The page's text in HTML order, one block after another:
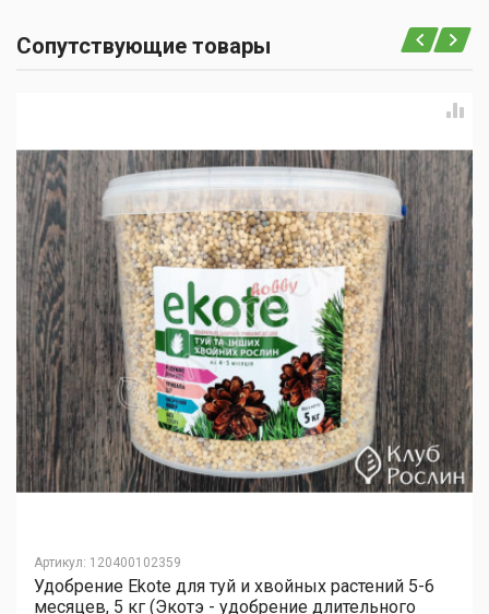
Сопутствующие товары
Артикул: 120400102359
Удобрение Ekote для туй и хвойных растений 5-6
месяцев, 5 кг (Экотэ - удобрение длительного